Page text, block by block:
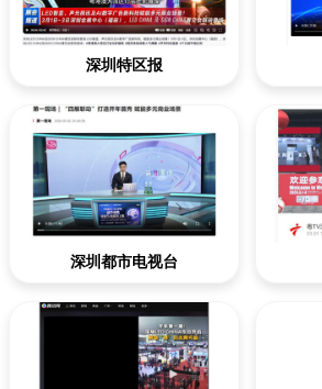
深圳特区报
深圳都市电视台